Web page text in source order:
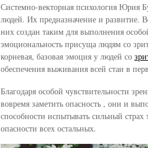
Системно-векторная психология Юрия
людей. Их предназначение и развитие.
них создан таким для выполнения
эмоциональность присуща людям со
корневая, базовая эмоция у людей со
обеспечения выживания всей стаи в
Благодаря особой чувствительности
вовремя заметить опасность , они и
способности испытывать сильный
опасности всех остальных.